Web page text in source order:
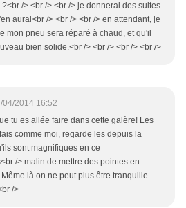
/> <br /> <br /> je donnerai des suites
aurai<br /> <br /> <br /> en attendant, je
mon pneu sera réparé à chaud, et qu'il
bien solide.<br /> <br /> <br /> <br />
04/2014 16:52
tu es allée faire dans cette galère! Les
comme moi, regarde les depuis la
sont magnifiques en ce
/> malin de mettre des pointes en
là on ne peut plus être tranquille.
/>